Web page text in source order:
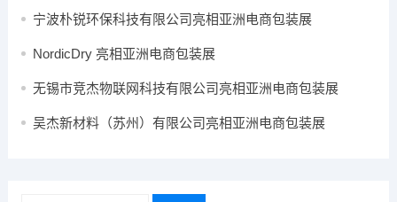
宁波朴锐环保科技有限公司亮相亚洲电商包装展
NordicDry 亮相亚洲电商包装展
无锡市竞杰物联网科技有限公司亮相亚洲电商包装展
吴杰新材料（苏州）有限公司亮相亚洲电商包装展